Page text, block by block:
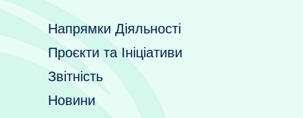
Напрямки Діяльності
Проєкти та Ініціативи
Звітність
Новини